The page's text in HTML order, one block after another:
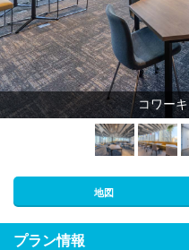
コワー
地図
プラン情報